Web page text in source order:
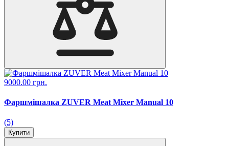
9000.00 грн.
Фаршмішалка ZUVER Meat Mixer Manual 10
(5)
Купити